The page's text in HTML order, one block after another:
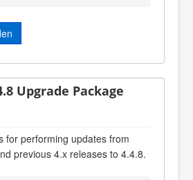
Upgrade Package
for performing updates from
previous 4.x releases to 4.4.8.